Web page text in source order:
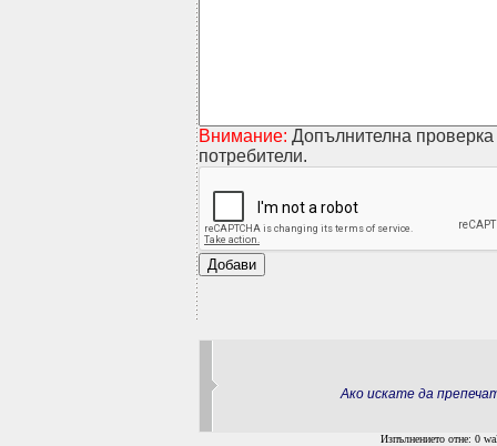
Внимание: Допълнителна
потребители.
Ако искате да
Изпълнението отне: 0